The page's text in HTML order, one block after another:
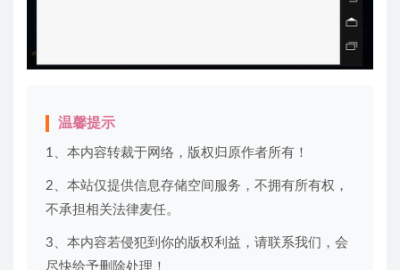
温馨提示
1、本内容转裁于网络，版权归原作者所有！
2、本站仅提供信息存储空间服务，不拥有所有权，
不承担相关法律麦任。
3、本内容若侵犯到你的版权利益，请联系我们，会
尽快给予删除处理！